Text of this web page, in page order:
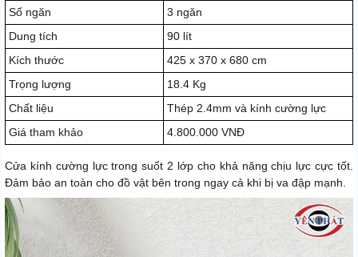
Số ngăn
3 ngăn
Dung tích
90 lít
Kích thước
425 x 370 x 680 cm
Trọng lượng
18.4 Kg
Chất liệu
Thép 2.4mm và kính cường lực
Giá tham khảo
4.800.000 VNĐ
Cửa kính cường lực trong suốt 2 lớp cho khả năng chịu lực cực tốt.
Đảm bảo an toàn cho đồ vật bên trong ngay cả khi bị va đập mạnh.